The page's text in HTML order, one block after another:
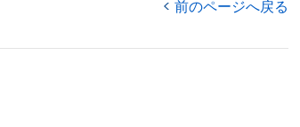
前のページへ戻る